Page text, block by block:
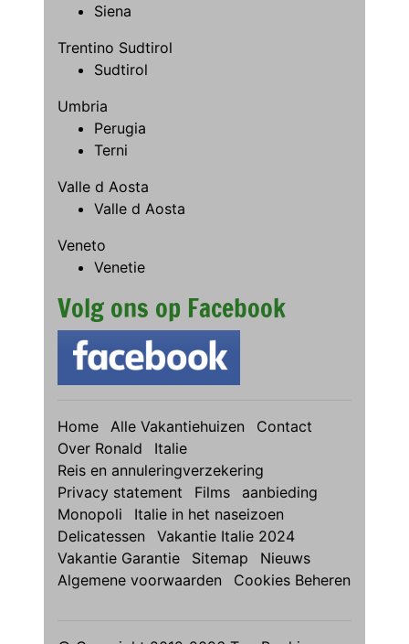
Siena
Trentino Sudtirol
Sudtirol
Umbria
Perugia
Terni
Valle d Aosta
Valle d Aosta
Veneto
Venetie
Volg ons op Facebook
Home Alle Vakantiehuizen
Contact
Over Ronald
Italie
Reis en annuleringverzekering
Privacy statement
Films
aanbieding
Monopoli
Italie in het naseizoen
Delicatessen
Vakantie Italie 2024
Vakantie Garantie
Sitemap
Nieuws
Algemene voorwaarden
Cookies Beheren